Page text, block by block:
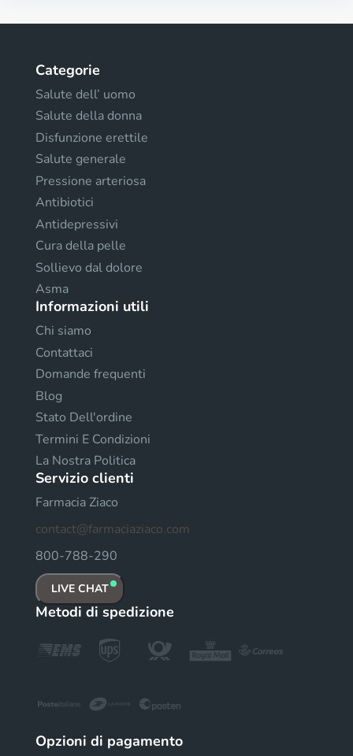
Categorie
Salute dell’ uomo
Salute della donna
Disfunzione erettile
Salute generale
Pressione arteriosa
Antibiotici
Antidepressivi
Cura della pelle
Sollievo dal dolore
Asma
Informazioni utili
Chi siamo
Contattaci
Domande frequenti
Blog
Stato Dell'ordine
Termini E Condizioni
La Nostra Politica
Servizio clienti
Farmacia Ziaco
contact@farmaciaziaco.com
800-788-290
LIVE CHAT
Metodi di spedizione
Opzioni di pagamento